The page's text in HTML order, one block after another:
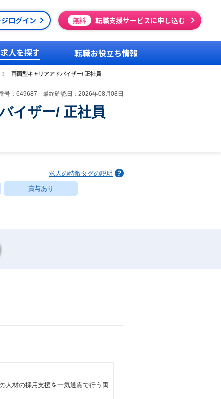
ログイン 無料 転職支援サービスに申し込む
求人を探す 転職お役立ち情報
」両面型キャリアアドバイザー/ 正社員
号：649687 最終確認日：2026年08月08日
イザー/ 正社員
求人の特徴タグの説明
賞与あり
人材の採用支援を一気通貫で行う両